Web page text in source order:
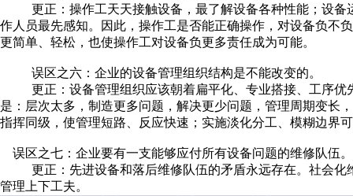
更正：操作工天天接触设备，最了解设备各种性能；设备
作人员最先感知。因此，操作工是否能正确操作，对设备负不
更简单、轻松，也使操作工对设备负更多责任成为可能。
误区之六：企业的设备管理组织结构是不能改变的。
更正：设备管理组织应该朝着扁平化、专业搭接、工序优
是：层次太多，制造更多问题，解决更少问题，管理周期变长
指挥同级，使管理短路、反应快速；实施淡化分工、模糊边界
误区之七：企业要有一支能够应付所有设备问题的维修队伍。
更正：先进设备和落后维修队伍的矛盾永远存在。社会化
管理上下工夫。